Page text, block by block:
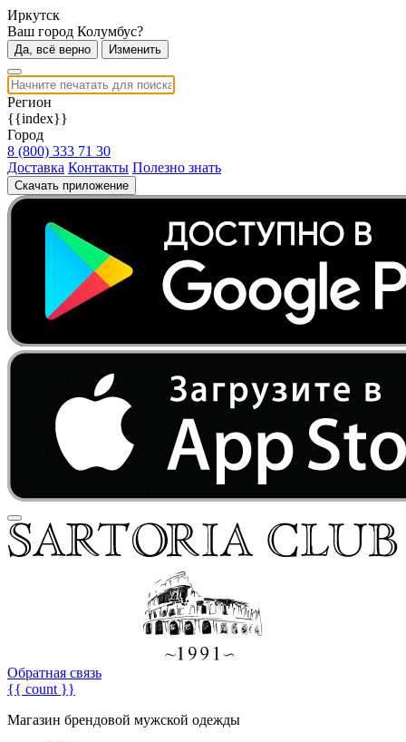
Иркутск
Ваш город Колумбус?
Да, всё верно Изменить
Регион
{{index}}
Город
8 (800) 333 71 30
Доставка Контакты Полезно знать
Скачать приложение
Обратная связь
{{ count }}
Магазин брендовой мужской одежды